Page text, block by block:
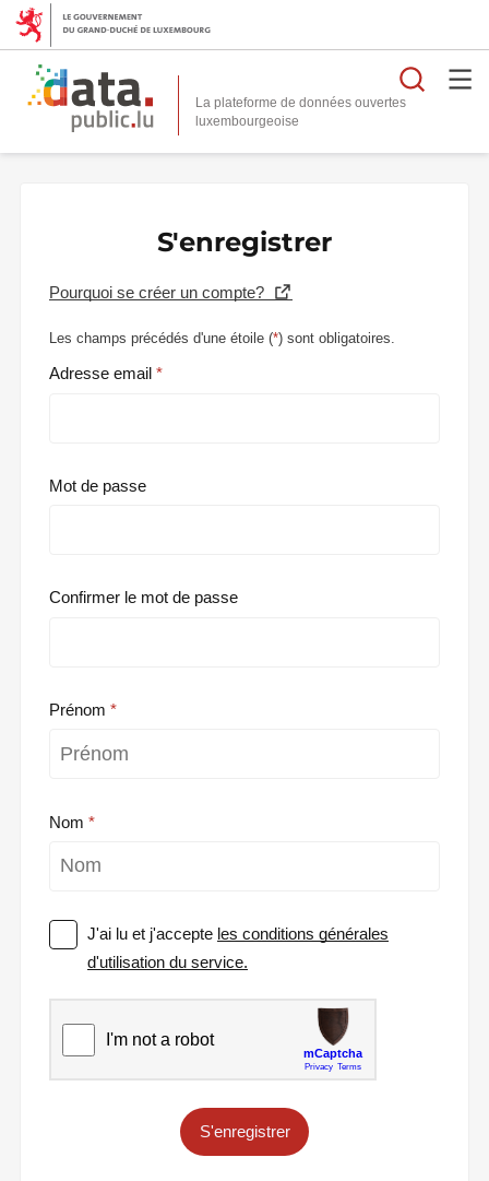
La plateforme de données ouvertes
S'enregistrer
Pourquoi se créer un compte?
Les champs précédés d'une étoile (*) sont obligatoires.
Adresse email
Mot de passe
Confirmer le mot de passe
Prénom
Nom
J'ai lu et j'accepte les conditions générales
d'utilisation du service.
S'enregistrer